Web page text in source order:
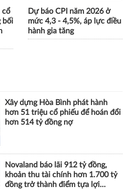
cổ
bối
Dự báo CPI năm 2026 ở
mức 4,3 - 4,5%, áp lực điều
hành gia tăng
Xây dựng Hòa Bình phát hành
hơn 51 triệu cổ phiếu để hoán đổi
hơn 514 tỷ đồng nợ
Novaland báo lãi 912 tỷ đồng,
khoản thu tài chính hơn 1.700 tỷ
đồng trở thành điểm tựa lợi